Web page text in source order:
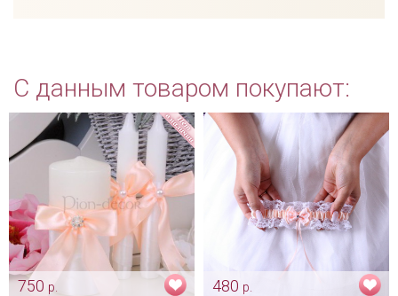
С данным товаром покупают:
750 р.
480 р.